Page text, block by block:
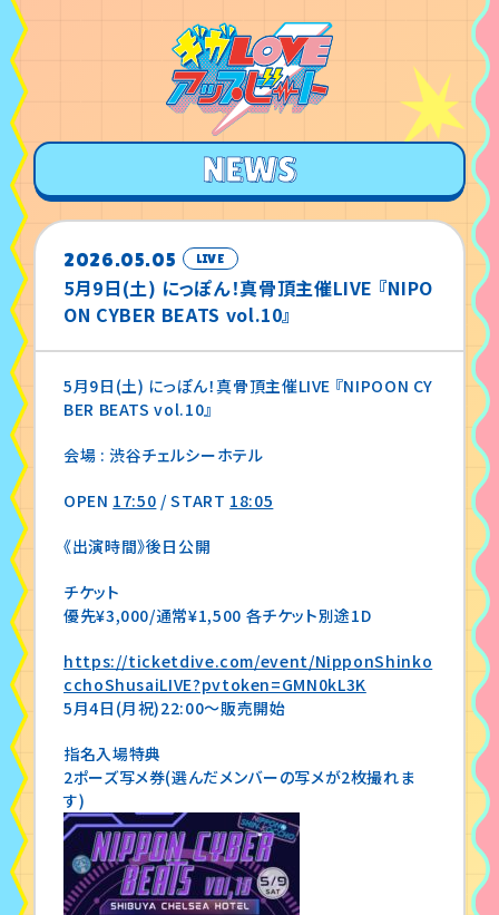
2026.05.05 LIVE
5月9日(土) にっぽん！真骨頂主催LIVE 『NIPO
ON CYBER BEATS vol.10』
5月9日(土) にっぽん！真骨頂主催LIVE 『NIPOON CY
BER BEATS vol.10』
会場 : 渋谷チェルシーホテル
OPEN 17:50 / START 18:05
《出演時間》後日公開
チケット
優先¥3,000/通常¥1,500 各チケット別途1D
https://ticketdive.com/event/NipponShinko
cchoShusaiLIVE?pvtoken=GMN0kL3K
5月4日(月祝)22:00〜販売開始
指名入場特典
2ポーズ写メ券(選んだメンバーの写メが2枚撮れま
す)